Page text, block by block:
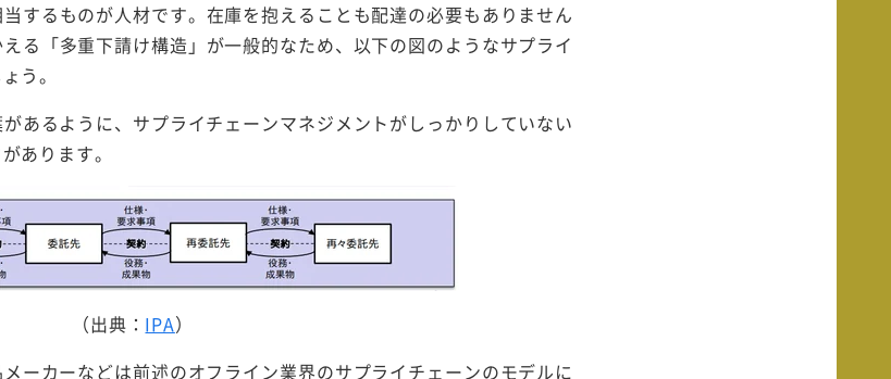
するものが人材です。在庫を抱えることも配達の必要もありません
る「多重下請け構造」が一般的なため、以下の図のようなサプライ
う。
あるように、サプライチェーンマネジメントがしっかりしていない
あります。
（出典： IPA）
ーカーなどは前述のオフライン業界のサプライチェーンのモデルに